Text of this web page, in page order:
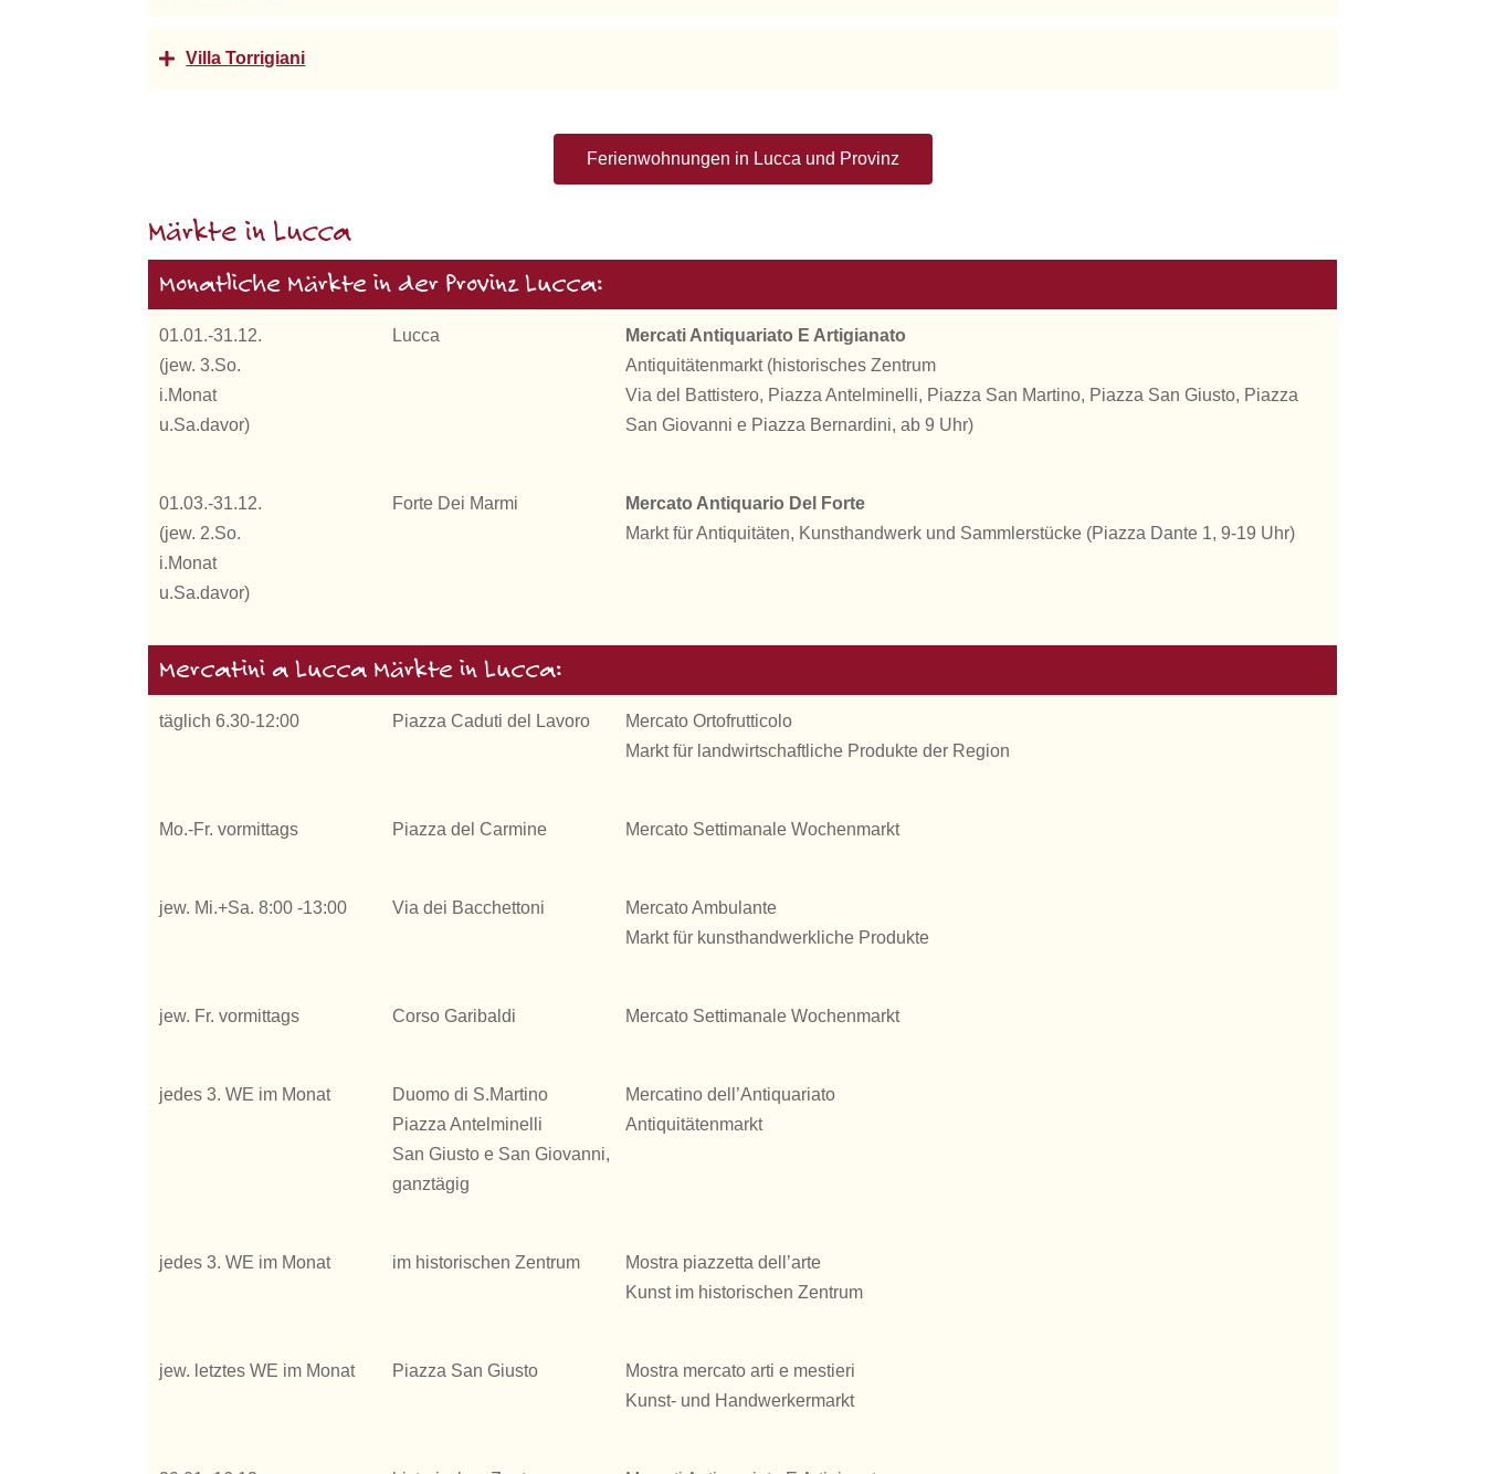
Villa Torrigiani
Ferienwohnungen in Lucca und Provinz
Märkte in Lucca
Monatliche Märkte in der Provinz Lucca:
01.01.-31.12.
(jew. 3.So.
i.Monat
u.Sa.davor)
Lucca
Mercati Antiquariato E Artigianato
Antiquitätenmarkt (historisches Zentrum
Via del Battistero, Piazza Antelminelli, Piazza San Martino, Piazza San Giusto, Piazza
San Giovanni e Piazza Bernardini, ab 9 Uhr)
01.03.-31.12.
(jew. 2.So.
i.Monat
u.Sa.davor)
Forte Dei Marmi
Mercato Antiquario Del Forte
Markt für Antiquitäten, Kunsthandwerk und Sammlerstücke (Piazza Dante 1, 9-19 Uhr)
Mercatini a Lucca Märkte in Lucca:
täglich 6.30-12:00 Piazza Caduti del Lavoro
Mercato Ortofrutticolo
Markt für landwirtschaftliche Produkte der Region
Mo.-Fr. vormittags Piazza del Carmine Mercato Settimanale Wochenmarkt
jew. Mi.+Sa. 8:00 -13:00 Via dei Bacchettoni
Mercato Ambulante
Markt für kunsthandwerkliche Produkte
jew. Fr. vormittags Corso Garibaldi Mercato Settimanale Wochenmarkt
jedes 3. WE im Monat
Duomo di S.Martino
Piazza Antelminelli
San Giusto e San Giovanni,
ganztägig
Mercatino dell’Antiquariato
Antiquitätenmarkt
jedes 3. WE im Monat im historischen Zentrum
Mostra piazzetta dell’arte
Kunst im historischen Zentrum
jew. letztes WE im Monat Piazza San Giusto
Mostra mercato arti e mestieri
Kunst- und Handwerkermarkt